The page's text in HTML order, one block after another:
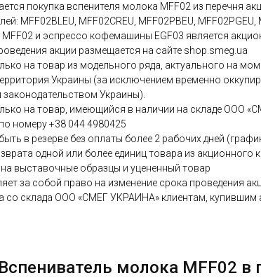
покупка вспенителя молока MFF02 из перечня
MFF02BLEU, MFF02CREU, MFF02PBEU, MFF02PGEU,
и эспрессо кофемашины EGF03 является
акции размещается на сайте shop.smeg.ua
на товар из модельного ряда, актуального на
Украины (за исключением временно
Украины).
на товар, имеющийся в наличии на складе ООО
номеру +38 044 4980425
в резерве без оплаты более 2 рабочих дней
одной или более единиц товара из
выставочные образцы и уцененный товар
за собой право на изменение срока проведения
со склада ООО «СМЕГ УКРАИНА» клиентам,
Вспениватель молока MFF02